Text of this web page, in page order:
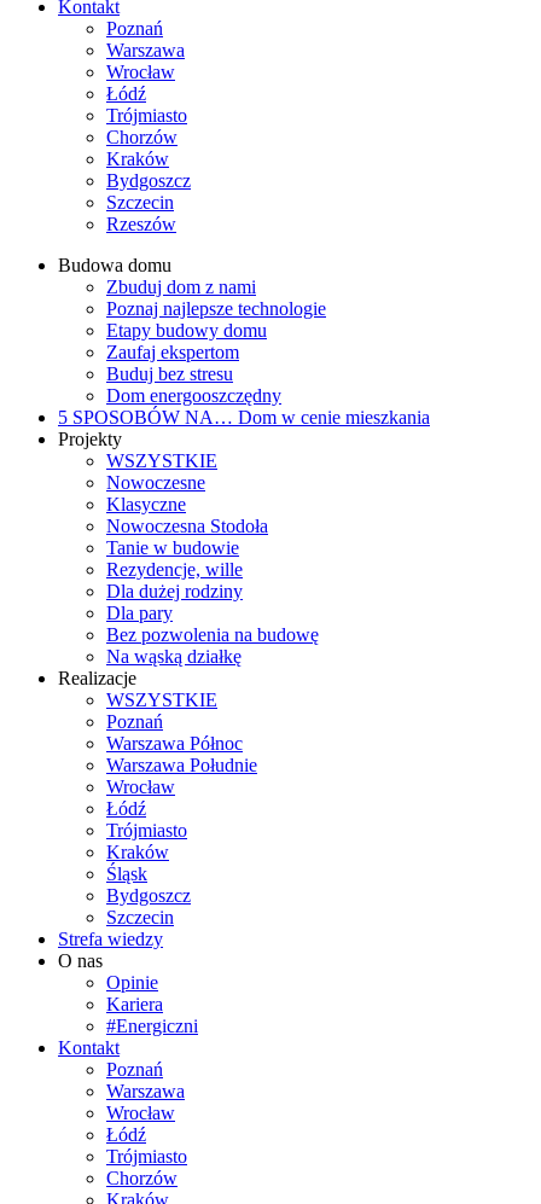
Kontakt
Poznań
Warszawa
Wrocław
Łódź
Trójmiasto
Chorzów
Kraków
Bydgoszcz
Szczecin
Rzeszów
Budowa domu
Zbuduj dom z nami
Poznaj najlepsze technologie
Etapy budowy domu
Zaufaj ekspertom
Buduj bez stresu
Dom energooszczędny
5 SPOSOBÓW NA… Dom w cenie mieszkania
Projekty
WSZYSTKIE
Nowoczesne
Klasyczne
Nowoczesna Stodoła
Tanie w budowie
Rezydencje, wille
Dla dużej rodziny
Dla pary
Bez pozwolenia na budowę
Na wąską działkę
Realizacje
WSZYSTKIE
Poznań
Warszawa Północ
Warszawa Południe
Wrocław
Łódź
Trójmiasto
Kraków
Śląsk
Bydgoszcz
Szczecin
Strefa wiedzy
O nas
Opinie
Kariera
#Energiczni
Kontakt
Poznań
Warszawa
Wrocław
Łódź
Trójmiasto
Chorzów
Kraków